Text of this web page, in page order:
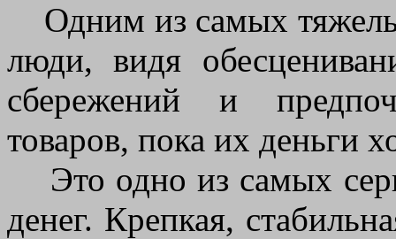
Одним из самых
люди, видя
сбережений и
товаров, пока их деньги
Это одно из самых
денег. Крепкая,